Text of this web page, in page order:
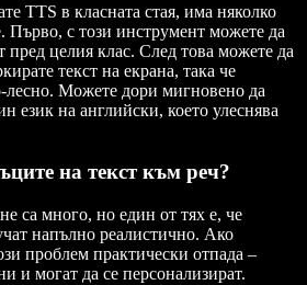
TTS в класната стая, има няколко
Първо, с този инструмент можете да
пред целия клас. След това можете да
текст на екрана, така че
лесно. Можете дори мигновено да
език на английски, което улеснява
на текст към реч?
са много, но един от тях е, че
напълно реалистично. Ако
проблем практически отпада –
и могат да се персонализират.